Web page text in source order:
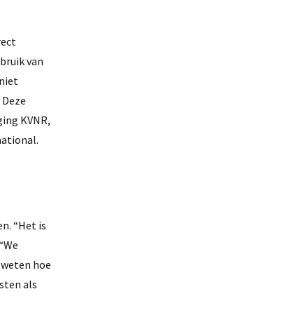
van
KVNR,
“Het is
hoe
als